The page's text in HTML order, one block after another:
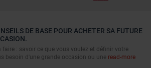
DE BASE POUR ACHETER SA FUTURE
faire : savoir ce que vous voulez et définir votre
besoin d'une grande occasion ou une read-more